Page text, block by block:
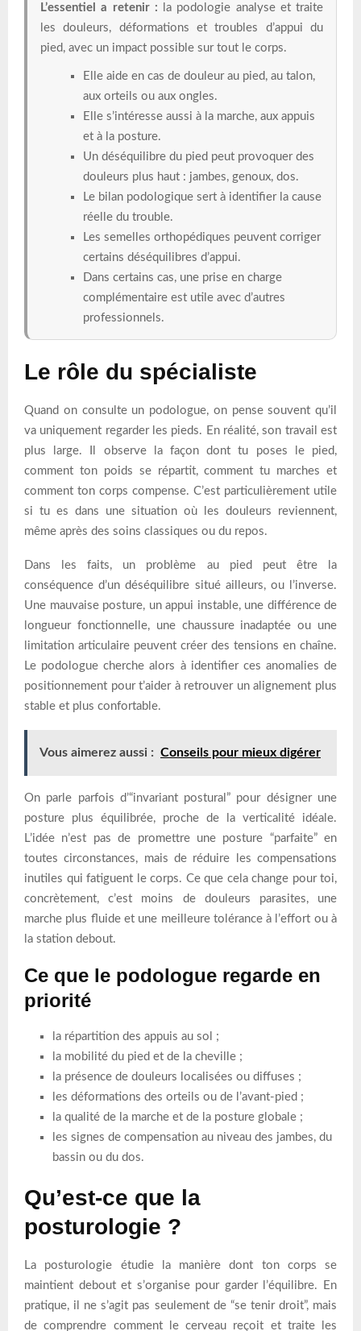
L’essentiel a retenir : la podologie analyse et traite
les douleurs, déformations et troubles d’appui du
pied, avec un impact possible sur tout le corps.
Elle aide en cas de douleur au pied, au talon,
aux orteils ou aux ongles.
Elle s’intéresse aussi à la marche, aux appuis
et à la posture.
Un déséquilibre du pied peut provoquer des
douleurs plus haut : jambes, genoux, dos.
Le bilan podologique sert à identifier la cause
réelle du trouble.
Les semelles orthopédiques peuvent corriger
certains déséquilibres d’appui.
Dans certains cas, une prise en charge
complémentaire est utile avec d’autres
professionnels.
Le rôle du spécialiste
Quand on consulte un podologue, on pense souvent qu’il
va uniquement regarder les pieds. En réalité, son travail est
plus large. Il observe la façon dont tu poses le pied,
comment ton poids se répartit, comment tu marches et
comment ton corps compense. C’est particulièrement utile
si tu es dans une situation où les douleurs reviennent,
même après des soins classiques ou du repos.
Dans les faits, un problème au pied peut être la
conséquence d’un déséquilibre situé ailleurs, ou l’inverse.
Une mauvaise posture, un appui instable, une différence de
longueur fonctionnelle, une chaussure inadaptée ou une
limitation articulaire peuvent créer des tensions en chaîne.
Le podologue cherche alors à identifier ces anomalies de
positionnement pour t’aider à retrouver un alignement plus
stable et plus confortable.
Vous aimerez aussi : Conseils pour mieux digérer
On parle parfois d’“invariant postural” pour désigner une
posture plus équilibrée, proche de la verticalité idéale.
L’idée n’est pas de promettre une posture “parfaite” en
toutes circonstances, mais de réduire les compensations
inutiles qui fatiguent le corps. Ce que cela change pour toi,
concrètement, c’est moins de douleurs parasites, une
marche plus fluide et une meilleure tolérance à l’effort ou à
la station debout.
Ce que le podologue regarde en
priorité
la répartition des appuis au sol ;
la mobilité du pied et de la cheville ;
la présence de douleurs localisées ou diffuses ;
les déformations des orteils ou de l’avant-pied ;
la qualité de la marche et de la posture globale ;
les signes de compensation au niveau des jambes, du
bassin ou du dos.
Qu’est-ce que la
posturologie ?
La posturologie étudie la manière dont ton corps se
maintient debout et s’organise pour garder l’équilibre. En
pratique, il ne s’agit pas seulement de “se tenir droit”, mais
de comprendre comment le cerveau reçoit et traite les